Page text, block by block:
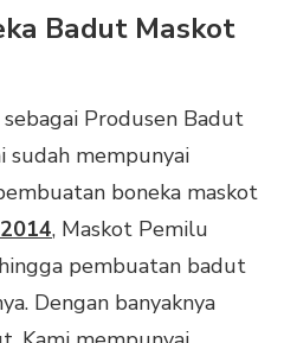
Badut Maskot
Produsen Badut
sudah mempunyai
boneka maskot
, Maskot Pemilu
pembuatan badut
Dengan banyaknya